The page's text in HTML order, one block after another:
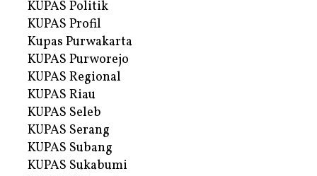
KUPAS Politik
KUPAS Profil
Kupas Purwakarta
KUPAS Purworejo
KUPAS Regional
KUPAS Riau
KUPAS Seleb
KUPAS Serang
KUPAS Subang
KUPAS Sukabumi